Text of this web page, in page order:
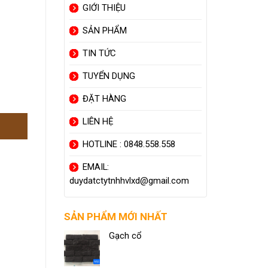
GIỚI THIỆU
SẢN PHẨM
TIN TỨC
TUYỂN DỤNG
ĐẶT HÀNG
LIÊN HỆ
HOTLINE : 0848.558.558
EMAIL:
duydatctytnhhvlxd@gmail.com
SẢN PHẨM MỚI NHẤT
Gạch cổ